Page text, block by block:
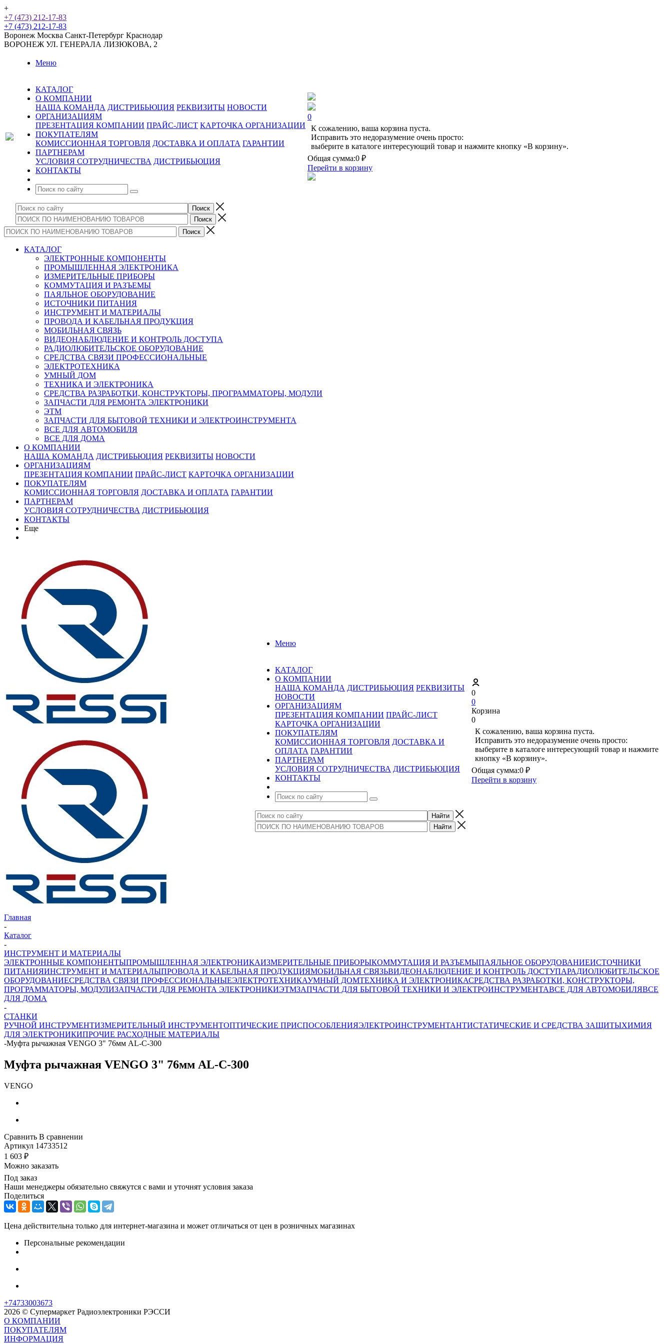
+
+7 (473) 212-17-83
+7 (473) 212-17-83
Воронеж Москва Санкт-Петербург Краснодар
ВОРОНЕЖ УЛ. ГЕНЕРАЛА ЛИЗЮКОВА, 2
Меню
КАТАЛОГ
О КОМПАНИИ
НАША КОМАНДА ДИСТРИБЬЮЦИЯ РЕКВИЗИТЫ НОВОСТИ
ОРГАНИЗАЦИЯМ
ПРЕЗЕНТАЦИЯ КОМПАНИИ ПРАЙС-ЛИСТ КАРТОЧКА ОРГАНИЗАЦИИ
ПОКУПАТЕЛЯМ
КОМИССИОННАЯ ТОРГОВЛЯ ДОСТАВКА И ОПЛАТА ГАРАНТИИ
ПАРТНЕРАМ
УСЛОВИЯ СОТРУДНИЧЕСТВА ДИСТРИБЬЮЦИЯ
КОНТАКТЫ
0
К сожалению, ваша корзина пуста.
Исправить это недоразумение очень просто:
выберите в каталоге интересующий товар и нажмите кнопку «В корзину».
Общая сумма:0 ₽
Перейти в корзину
КАТАЛОГ
ЭЛЕКТРОННЫЕ КОМПОНЕНТЫ
ПРОМЫШЛЕННАЯ ЭЛЕКТРОНИКА
ИЗМЕРИТЕЛЬНЫЕ ПРИБОРЫ
КОММУТАЦИЯ И РАЗЪЕМЫ
ПАЯЛЬНОЕ ОБОРУДОВАНИЕ
ИСТОЧНИКИ ПИТАНИЯ
ИНСТРУМЕНТ И МАТЕРИАЛЫ
ПРОВОДА И КАБЕЛЬНАЯ ПРОДУКЦИЯ
МОБИЛЬНАЯ СВЯЗЬ
ВИДЕОНАБЛЮДЕНИЕ И КОНТРОЛЬ ДОСТУПА
РАДИОЛЮБИТЕЛЬСКОЕ ОБОРУДОВАНИЕ
СРЕДСТВА СВЯЗИ ПРОФЕССИОНАЛЬНЫЕ
ЭЛЕКТРОТЕХНИКА
УМНЫЙ ДОМ
ТЕХНИКА И ЭЛЕКТРОНИКА
СРЕДСТВА РАЗРАБОТКИ, КОНСТРУКТОРЫ, ПРОГРАММАТОРЫ, МОДУЛИ
ЗАПЧАСТИ ДЛЯ РЕМОНТА ЭЛЕКТРОНИКИ
ЭТМ
ЗАПЧАСТИ ДЛЯ БЫТОВОЙ ТЕХНИКИ И ЭЛЕКТРОИНСТРУМЕНТА
ВСЕ ДЛЯ АВТОМОБИЛЯ
ВСЕ ДЛЯ ДОМА
О КОМПАНИИ
НАША КОМАНДА ДИСТРИБЬЮЦИЯ РЕКВИЗИТЫ НОВОСТИ
ОРГАНИЗАЦИЯМ
ПРЕЗЕНТАЦИЯ КОМПАНИИ ПРАЙС-ЛИСТ КАРТОЧКА ОРГАНИЗАЦИИ
ПОКУПАТЕЛЯМ
КОМИССИОННАЯ ТОРГОВЛЯ ДОСТАВКА И ОПЛАТА ГАРАНТИИ
ПАРТНЕРАМ
УСЛОВИЯ СОТРУДНИЧЕСТВА ДИСТРИБЬЮЦИЯ
КОНТАКТЫ
Еще
Меню
КАТАЛОГ
О КОМПАНИИ
НАША КОМАНДА ДИСТРИБЬЮЦИЯ РЕКВИЗИТЫ
НОВОСТИ
ОРГАНИЗАЦИЯМ
ПРЕЗЕНТАЦИЯ КОМПАНИИ ПРАЙС-ЛИСТ
КАРТОЧКА ОРГАНИЗАЦИИ
ПОКУПАТЕЛЯМ
КОМИССИОННАЯ ТОРГОВЛЯ ДОСТАВКА И
ОПЛАТА ГАРАНТИИ
ПАРТНЕРАМ
УСЛОВИЯ СОТРУДНИЧЕСТВА ДИСТРИБЬЮЦИЯ
КОНТАКТЫ
0
0
Корзина
0
К сожалению, ваша корзина пуста.
Исправить это недоразумение очень просто:
выберите в каталоге интересующий товар и нажмите
кнопку «В корзину».
Общая сумма:0 ₽
Перейти в корзину
Главная
-
Каталог
-
ИНСТРУМЕНТ И МАТЕРИАЛЫ
ЭЛЕКТРОННЫЕ КОМПОНЕНТЫПРОМЫШЛЕННАЯ ЭЛЕКТРОНИКАИЗМЕРИТЕЛЬНЫЕ ПРИБОРЫКОММУТАЦИЯ И РАЗЪЕМЫПАЯЛЬНОЕ ОБОРУДОВАНИЕИСТОЧНИКИ
ПИТАНИЯИНСТРУМЕНТ И МАТЕРИАЛЫПРОВОДА И КАБЕЛЬНАЯ ПРОДУКЦИЯМОБИЛЬНАЯ СВЯЗЬВИДЕОНАБЛЮДЕНИЕ И КОНТРОЛЬ ДОСТУПАРАДИОЛЮБИТЕЛЬСКОЕ
ОБОРУДОВАНИЕСРЕДСТВА СВЯЗИ ПРОФЕССИОНАЛЬНЫЕЭЛЕКТРОТЕХНИКАУМНЫЙ ДОМТЕХНИКА И ЭЛЕКТРОНИКАСРЕДСТВА РАЗРАБОТКИ, КОНСТРУКТОРЫ,
ПРОГРАММАТОРЫ, МОДУЛИЗАПЧАСТИ ДЛЯ РЕМОНТА ЭЛЕКТРОНИКИЭТМЗАПЧАСТИ ДЛЯ БЫТОВОЙ ТЕХНИКИ И ЭЛЕКТРОИНСТРУМЕНТАВСЕ ДЛЯ АВТОМОБИЛЯВСЕ
ДЛЯ ДОМА
-
СТАНКИ
РУЧНОЙ ИНСТРУМЕНТИЗМЕРИТЕЛЬНЫЙ ИНСТРУМЕНТОПТИЧЕСКИЕ ПРИСПОСОБЛЕНИЯЭЛЕКТРОИНСТРУМЕНТАНТИСТАТИЧЕСКИЕ И СРЕДСТВА ЗАЩИТЫХИМИЯ
ДЛЯ ЭЛЕКТРОНИКИПРОЧИЕ РАСХОДНЫЕ МАТЕРИАЛЫ
-Муфта рычажная VENGO 3" 76мм AL-С-300
Муфта рычажная VENGO 3" 76мм AL-С-300
VENGO
Сравнить В сравнении
Артикул 14733512
1 603 ₽
Можно заказать
Под заказ
Наши менеджеры обязательно свяжутся с вами и уточнят условия заказа
Поделиться
Цена действительна только для интернет-магазина и может отличаться от цен в розничных магазинах
Персональные рекомендации
+74733003673
2026 © Супермаркет Радиоэлектроники РЭССИ
О КОМПАНИИ
ПОКУПАТЕЛЯМ
ИНФОРМАЦИЯ